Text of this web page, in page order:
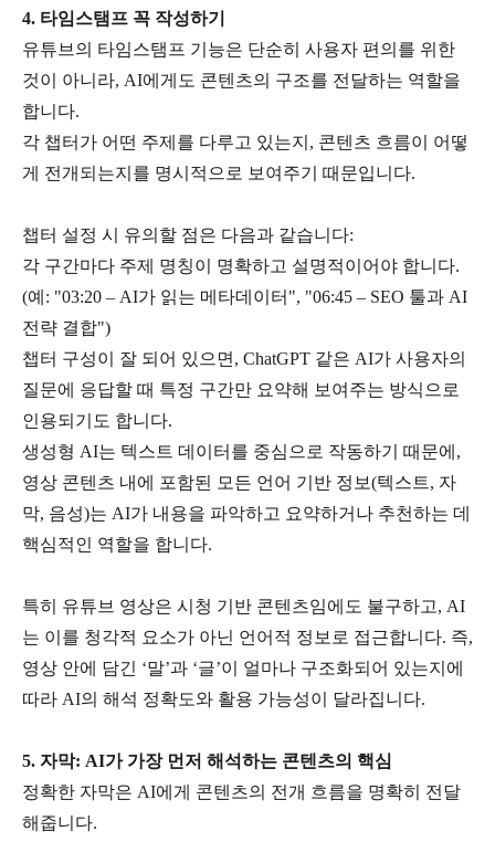
4. 타임스탬프 꼭 작성하기
유튜브의 타임스탬프 기능은 단순히 사용자 편의를 위한
것이 아니라, AI에게도 콘텐츠의 구조를 전달하는 역할을
합니다.
각 챕터가 어떤 주제를 다루고 있는지 , 콘텐츠 흐름이 어떻
게 전개되는지를 명시적으로 보여주기 때문입니다.
챕터 설정 시 유의할 점은 다음과 같습니다:
각 구간마다 주제 명칭이 명확하고 설명적이어야 합니다.
(예 : "03:20 – AI가 읽는 메타데이터 ", "06:45 – SEO 툴과 AI
전략 결합")
챕터 구성이 잘 되어 있으면 , ChatGPT 같은 AI가 사용자의
질문에 응답할 때 특정 구간만 요약해 보여주는 방식으로
인용되기도 합니다.
생성형 AI는 텍스트 데이터를 중심으로 작동하기 때문에 ,
영상 콘텐츠 내에 포함된 모든 언어 기반 정보(텍스트, 자
막, 음성)는 AI가 내용을 파악하고 요약하거나 추천하는 데
핵심적인 역할을 합니다.
특히 유튜브 영상은 시청 기반 콘텐츠임에도 불구하고, AI
는 이를 청각적 요소가 아닌 언어적 정보로 접근합니다. 즉,
영상 안에 담긴 ‘말’과 ‘글’이 얼마나 구조화되어 있는지에
따라 AI의 해석 정확도와 활용 가능성이 달라집니다.
5. 자막: AI가 가장 먼저 해석하는 콘텐츠의 핵심
정확한 자막은 AI에게 콘텐츠의 전개 흐름을 명확히 전달
해줍니다.